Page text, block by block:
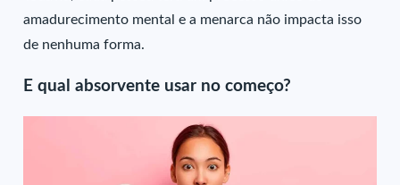
amadurecimento mental e a menarca não impacta isso
de nenhuma forma.
E qual absorvente usar no começo?